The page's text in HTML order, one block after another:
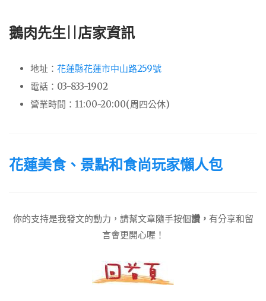
鵝肉先生||店家資訊
地址： 花蓮縣花蓮市中山路259號
電話：03-833-1902
營業時間：11:00~20:00(周四公休)
花蓮美食、景點和食尚玩家懶人包
你的支持是我發文的動力，請幫文章隨手按個讚， 有分享和留
言會更開心喔！